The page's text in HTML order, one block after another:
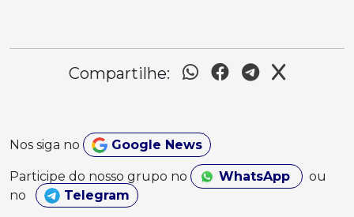
Compartilhe:
Nos siga no Google News
Participe do nosso grupo no WhatsApp
ou
no
Telegram